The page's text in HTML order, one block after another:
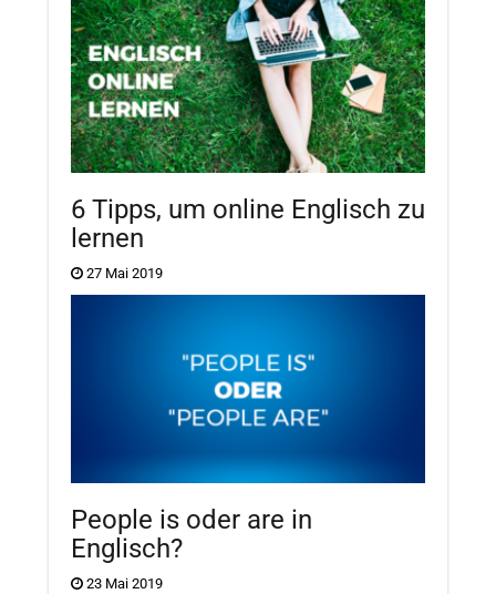
6 Tipps, um online Englisch zu
lernen
27 Mai 2019
People is oder are in
Englisch?
23 Mai 2019